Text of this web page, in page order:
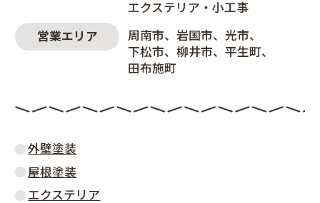
エクステリア・小工事
営業エリア
周南市 岩国市
光市
下松市
柳井市
平生町
田布施町
外壁塗装
屋根塗装
エクステリア